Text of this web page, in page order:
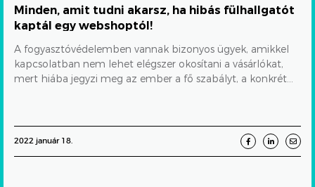
webshoptól!
KELLÉKSZAVATOSSÁG ONLINE VÁSÁRLÁS
Minden, amit tudni akarsz, ha hibás fülhallgatót
kaptál egy webshoptól!
A fogyasztóvédelemben vannak bizonyos ügyek, amikkel
kapcsolatban nem lehet elégszer okosítani a vásárlókat,
mert hiába jegyzi meg az ember a fő szabályt, a konkrét...
2022 január 18.